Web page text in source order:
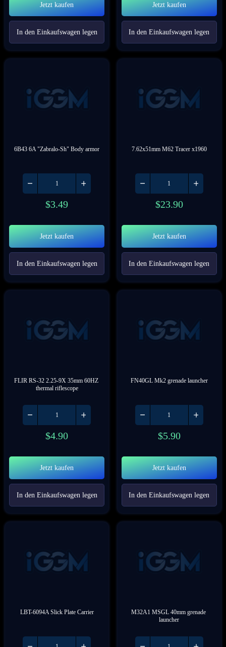
Jetzt kaufen
In den Einkaufswagen legen
Jetzt kaufen
In den Einkaufswagen legen
6B43 6A "Zabralo-Sh" Body armor
$3.49
Jetzt kaufen
In den Einkaufswagen legen
7.62x51mm M62 Tracer x1960
$23.90
Jetzt kaufen
In den Einkaufswagen legen
FLIR RS-32 2.25-9X 35mm 60HZ
thermal riflescope
$4.90
Jetzt kaufen
In den Einkaufswagen legen
FN40GL Mk2 grenade launcher
$5.90
Jetzt kaufen
In den Einkaufswagen legen
LBT-6094A Slick Plate Carrier
M32A1 MSGL 40mm grenade
launcher